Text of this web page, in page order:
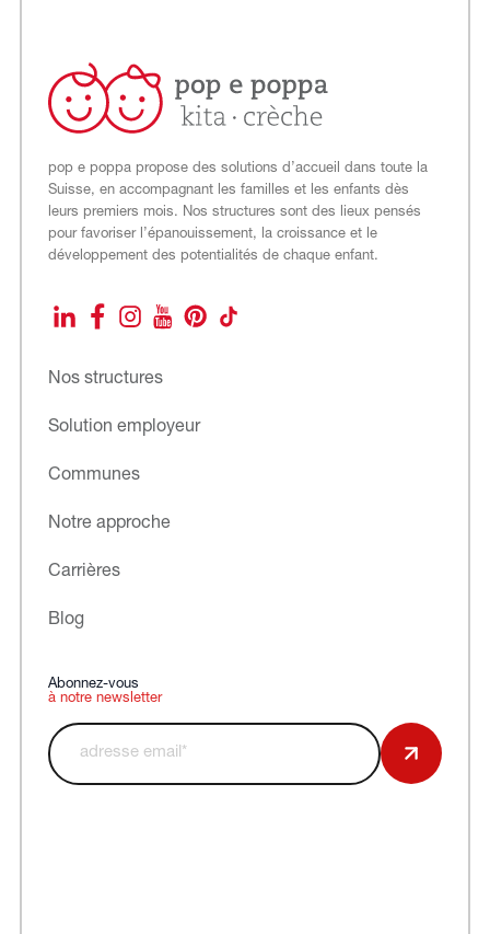
pop e poppa propose des solutions d’accueil dans toute la
Suisse, en accompagnant les familles et les enfants dès
leurs premiers mois. Nos structures sont des lieux pensés
pour favoriser l’épanouissement, la croissance et le
développement des potentialités de chaque enfant.
LinkedInFacebookInstagram
YouTubePinterestTikTok
Nos structures
Solution employeur
Communes
Notre approche
Carrières
Blog
Abonnez-vous
à notre newsletter